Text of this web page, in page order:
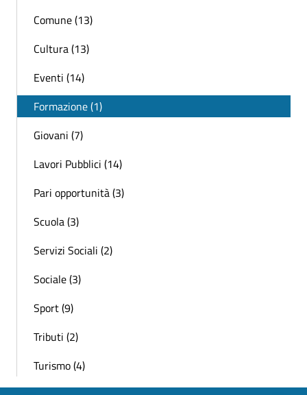
Comune (13)
Cultura (13)
Eventi (14)
Formazione (1)
Giovani (7)
Lavori Pubblici (14)
Pari opportunità (3)
Scuola (3)
Servizi Sociali (2)
Sociale (3)
Sport (9)
Tributi (2)
Turismo (4)